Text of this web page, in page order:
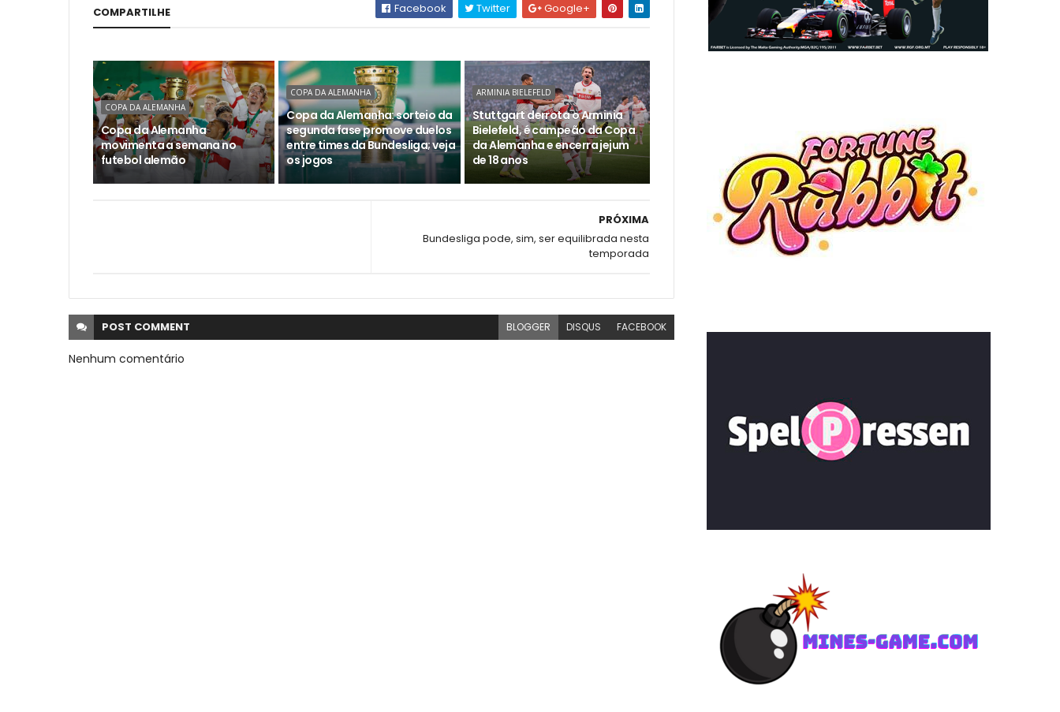
COMPARTILHE Facebook Twitter Google+
COPA DA ALEMANHA
Copa da Alemanha
movimenta a semana no
futebol alemão
COPA DA ALEMANHA
Copa da Alemanha: sorteio da
segunda fase promove duelos
entre times da Bundesliga; veja
os jogos
ARMINIA BIELEFELD
Stuttgart derrota o Arminia
Bielefeld, é campeão da Copa
da Alemanha e encerra jejum
de 18 anos
PRÓXIMA
Bundesliga pode, sim, ser equilibrada nesta
temporada
POST COMMENT BLOGGER DISQUS FACEBOOK
Nenhum comentário